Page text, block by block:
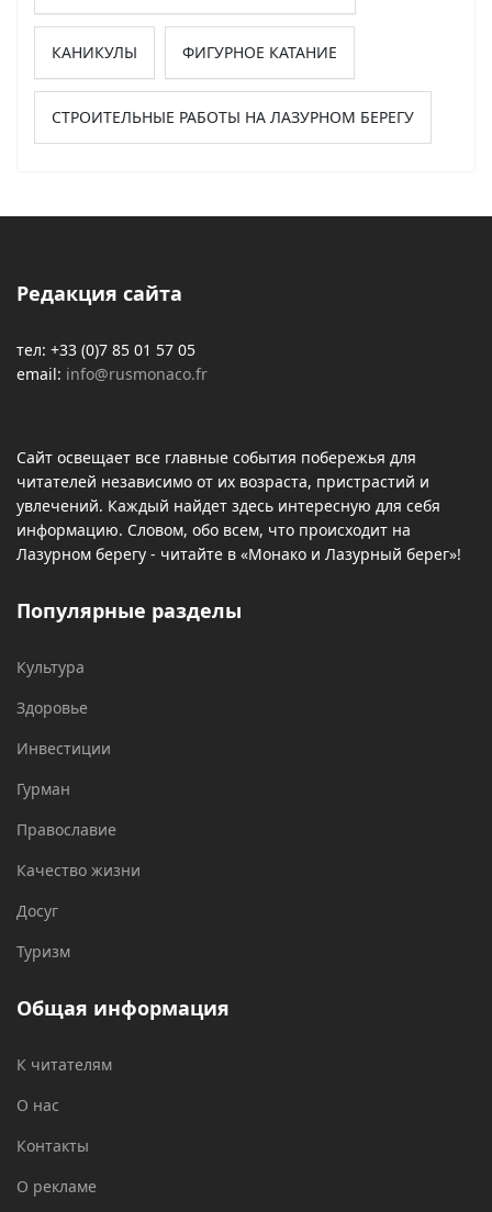
КАНИКУЛЫ ФИГУРНОЕ КАТАНИЕ
СТРОИТЕЛЬНЫЕ РАБОТЫ НА ЛАЗУРНОМ БЕРЕГУ
Редакция сайта
тел: +33 (0)7 85 01 57 05
email: info@rusmonaco.fr
Сайт освещает все главные события побережья для
читателей независимо от их возраста, пристрастий и
увлечений. Каждый найдет здесь интересную для себя
информацию. Словом, обо всем, что происходит на
Лазурном берегу - читайте в «Монако и Лазурный берег»!
Популярные разделы
Культура
Здоровье
Инвестиции
Гурман
Православие
Качество жизни
Досуг
Туризм
Общая информация
К читателям
О нас
Контакты
О рекламе